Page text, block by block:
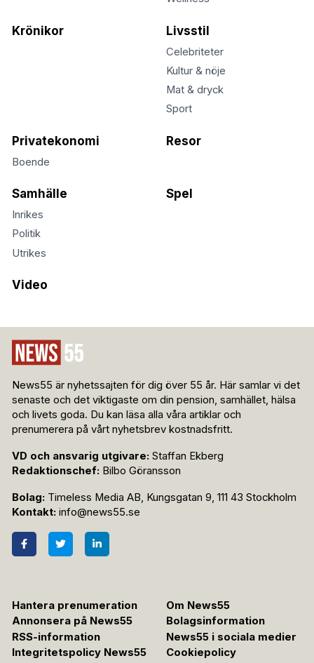
Krönikor Livsstil
Celebriteter
Kultur & nöje
Mat & dryck
Sport
Privatekonomi
Boende
Resor
Samhälle
Inrikes
Politik
Utrikes
Spel
Video
News55 är nyhetssajten för dig över 55 år. Här samlar vi det
senaste och det viktigaste om din pension, samhället, hälsa
och livets goda. Du kan läsa alla våra artiklar och
prenumerera på vårt nyhetsbrev kostnadsfritt.
VD och ansvarig utgivare: Staffan Ekberg
Redaktionschef: Bilbo Göransson
Bolag: Timeless Media AB, Kungsgatan 9, 111 43 Stockholm
Kontakt: info@news55.se
Hantera prenumeration
Om News55
Annonsera på News55
Bolagsinformation
RSS-information
News55 i sociala medier
Integritetspolicy News55
Cookiepolicy